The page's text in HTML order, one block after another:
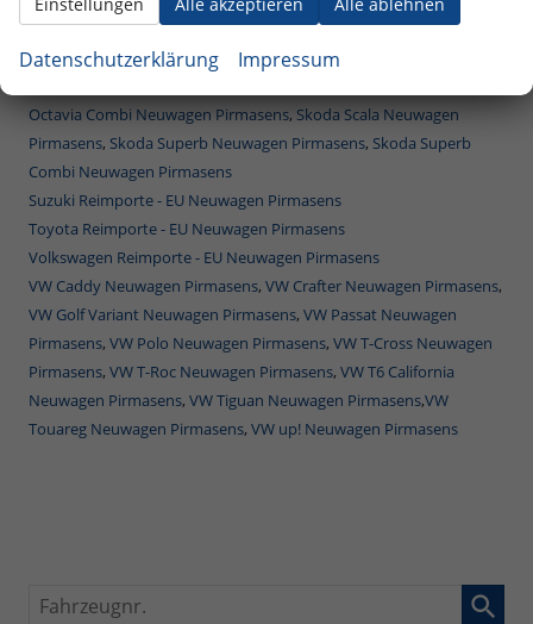
Skoda Fabia Neuwagen Pirmasens,Skoda Fabia Combi Neuwagen
Pirmasens, Skoda Karoq Neuwagen Pirmasens
Octavia Combi Neuwagen Pirmasens, Skoda Scala Neuwagen
Pirmasens, Skoda Superb Neuwagen Pirmasens, Skoda Superb
Combi Neuwagen Pirmasens
Suzuki Reimporte - EU Neuwagen Pirmasens
Toyota Reimporte - EU Neuwagen Pirmasens
Volkswagen Reimporte - EU Neuwagen Pirmasens
VW Caddy Neuwagen Pirmasens, VW Crafter Neuwagen Pirmasens,
VW Golf Variant Neuwagen Pirmasens, VW Passat Neuwagen
Pirmasens, VW Polo Neuwagen Pirmasens, VW T-Cross Neuwagen
Pirmasens, VW T-Roc Neuwagen Pirmasens, VW T6 California
Neuwagen Pirmasens, VW Tiguan Neuwagen Pirmasens,VW
Touareg Neuwagen Pirmasens, VW up! Neuwagen Pirmasens
Fahrzeugnr.
Datenschutzerklärung Impressum